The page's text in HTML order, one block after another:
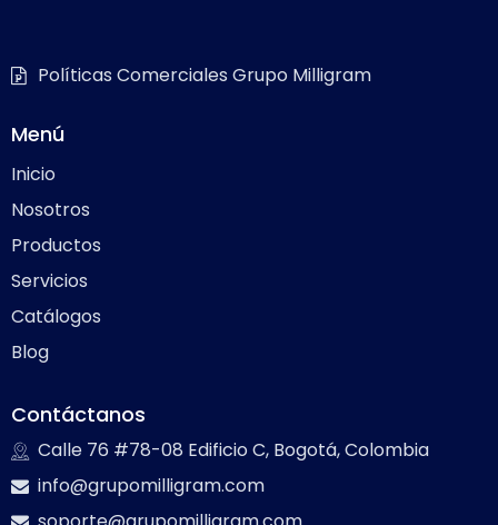
Políticas Comerciales Grupo Milligram
Menú
Inicio
Nosotros
Productos
Servicios
Catálogos
Blog
Contáctanos
Calle 76 #78-08 Edificio C, Bogotá, Colombia
info@grupomilligram.com